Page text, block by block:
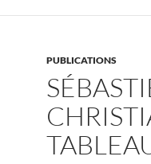
PUBLICATIONS